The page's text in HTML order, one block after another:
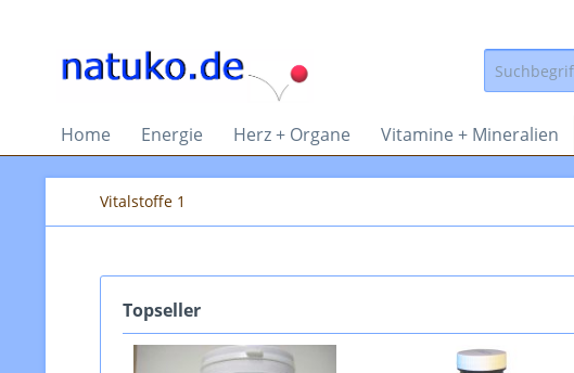
Home Energie Herz + Organe Vitamine + Mineralien
Vitalstoffe 1
Topseller